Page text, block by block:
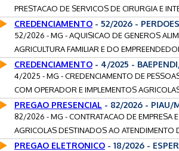
PRESTACAO DE SERVICOS DE CIRURGIA E
CREDENCIAMENTO - 52/2026 -
52/2026 - MG - AQUISICAO DE GENEROS
AGRICULTURA FAMILIAR E DO
CREDENCIAMENTO - 4/2025 -
4/2025 - MG - CREDENCIAMENTO DE
COM OPERADOR E IMPLEMENTOS
PREGAO PRESENCIAL - 82/2026 - PIAU/
82/2026 - MG - CONTRATACAO DE EMPRESA
AGRICOLAS DESTINADOS AO ATENDIMENTO
PREGAO ELETRONICO - 18/2026 -